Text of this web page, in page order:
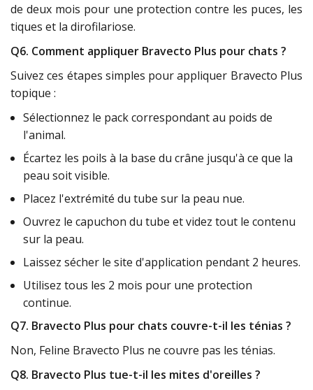
de deux mois pour une protection contre les puces, les
tiques et la dirofilariose.
Q6. Comment appliquer Bravecto Plus pour chats ?
Suivez ces étapes simples pour appliquer Bravecto Plus
topique :
Sélectionnez le pack correspondant au poids de
l'animal.
Écartez les poils à la base du crâne jusqu'à ce que la
peau soit visible.
Placez l'extrémité du tube sur la peau nue.
Ouvrez le capuchon du tube et videz tout le contenu
sur la peau.
Laissez sécher le site d'application pendant 2 heures.
Utilisez tous les 2 mois pour une protection
continue.
Q7. Bravecto Plus pour chats couvre-t-il les ténias ?
Non, Feline Bravecto Plus ne couvre pas les ténias.
Q8. Bravecto Plus tue-t-il les mites d'oreilles ?